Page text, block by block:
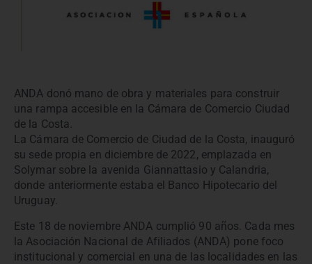
ANDA donó mano de obra y materiales para construir
una rampa accesible en la Cámara de Comercio Ciudad
de la Costa.
La Cámara de Comercio de Ciudad de la Costa, inauguró
su sede propia en diciembre de 2022, emplazada en
Solymar sobre la avenida Giannattasio y Calandria,
donde anteriormente estaba el Banco Hipotecario del
Uruguay.
Este 18 de noviembre ANDA cumplió 90 años. Cada mes
la Asociación Nacional de Afiliados (ANDA) pone foco
institucional y comercial en una de las localidades en las